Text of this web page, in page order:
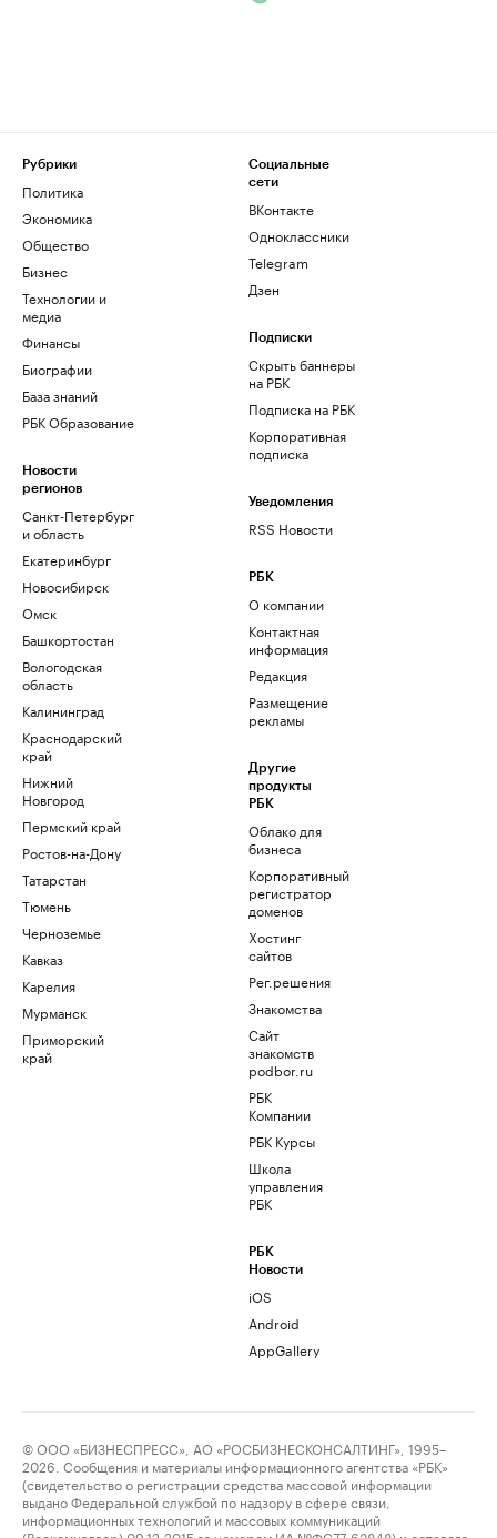
Рубрики
Политика
Экономика
Общество
Бизнес
Технологии и
медиа
Финансы
Биографии
База знаний
РБК Образование
Новости
регионов
Санкт-Петербург
и область
Екатеринбург
Новосибирск
Омск
Башкортостан
Вологодская
область
Калининград
Краснодарский
край
Нижний
Новгород
Пермский край
Ростов-на-Дону
Татарстан
Тюмень
Черноземье
Кавказ
Карелия
Мурманск
Приморский
край
Социальные
сети
ВКонтакте
Одноклассники
Telegram
Дзен
Подписки
Скрыть баннеры
на РБК
Подписка на РБК
Корпоративная
подписка
Уведомления
RSS Новости
РБК
О компании
Контактная
информация
Редакция
Размещение
рекламы
Другие
продукты
РБК
Облако для
бизнеса
Корпоративный
регистратор
доменов
Хостинг
сайтов
Рег.решения
Знакомства
Сайт
знакомств
podbor.ru
РБК
Компании
РБК Курсы
Школа
управления
РБК
РБК
Новости
iOS
Android
AppGallery
© ООО «БИЗНЕСПРЕСС», АО «РОСБИЗНЕСКОНСАЛТИНГ», 1995–
2026. Сообщения и материалы информационного агентства «РБК»
(свидетельство о регистрации средства массовой информации
выдано Федеральной службой по надзору в сфере связи,
информационных технологий и массовых коммуникаций